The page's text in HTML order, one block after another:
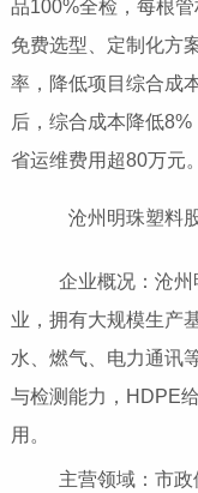
品100%全检，每根
免费选型、定制化方
率，降低项目综合成
后，综合成本降低
省运维费用超80万元。
沧州明珠塑料
企业概况：沧州
业，拥有大规模生产
水、燃气、电力通讯
与检测能力，HDPE
用。
主营领域：市政